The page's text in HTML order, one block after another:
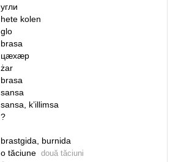
угли
hete kolen
glo
brasa
цӕхӕр
żar
brasa
sansa
sansa, k’illimsa
?
brastgida, burnida
o tăciune două tăciuni